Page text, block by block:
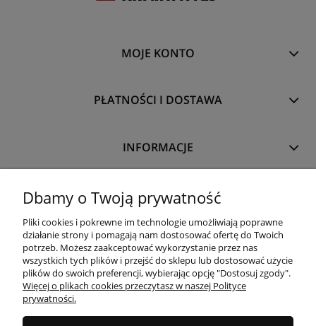
MOJE KONTO
PŁATNOŚCI I DOSTAWA
INFORMACJE
O NAS
Dbamy o Twoją prywatność
Pliki cookies i pokrewne im technologie umożliwiają poprawne
działanie strony i pomagają nam dostosować ofertę do Twoich
potrzeb. Możesz zaakceptować wykorzystanie przez nas
wszystkich tych plików i przejść do sklepu lub dostosować użycie
plików do swoich preferencji, wybierając opcję "Dostosuj zgody".
Więcej o plikach cookies przeczytasz w naszej Polityce
prywatności.